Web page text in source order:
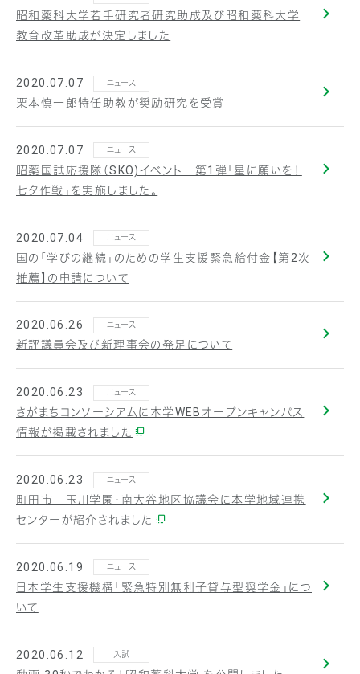
昭和薬科大学若手研究者研究助成及び昭和薬科大学
教育改革助成が決定しました
2020.07.07 ニュース
栗本慎一郎特任助教が奨励研究を受賞
2020.07.07 ニュース
昭薬国試応援隊（SKO)イベント 第1弾「星に願いを！
七夕作戦」を実施しました。
2020.07.04 ニュース
国の「学びの継続」のための学生支援緊急給付金【第2次
推薦】の申請について
2020.06.26 ニュース
新評議員会及び新理事会の発足について
2020.06.23 ニュース
さがまちコンソーシアムに本学WEBオープンキャンパス
情報が掲載されました
2020.06.23 ニュース
町田市 玉川学園・南大谷地区協議会に本学地域連携
センターが紹介されました
2020.06.19 ニュース
日本学生支援機構「緊急特別無利子貸与型奨学金」につ
いて
2020.06.12 入試